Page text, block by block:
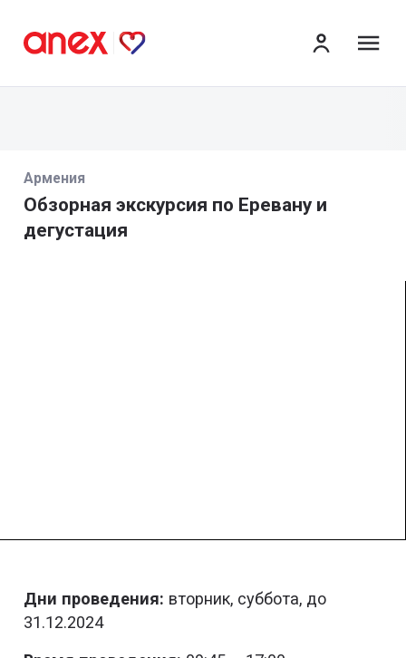
Армения
Обзорная экскурсия по Еревану и
дегустация
Дни проведения: вторник, суббота, до
31.12.2024